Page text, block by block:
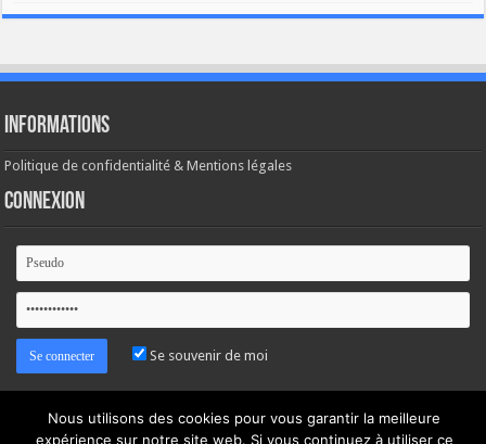
Informations
Politique de confidentialité & Mentions légales
Connexion
Se souvenir de moi
Nous utilisons des cookies pour vous garantir la meilleure
expérience sur notre site web. Si vous continuez à utiliser ce